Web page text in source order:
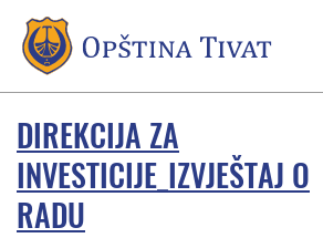
DIREKCIJA ZA
INVESTICIJE_IZVJEŠTAJ O
RADU